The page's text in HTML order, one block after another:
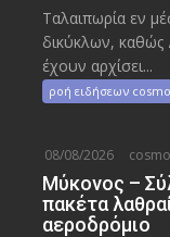
Ταλαιπωρία εν
δικύκλων,
έχουν αρχίσει...
ροή ειδήσεων
08/08/2026
Μύκονος –
πακέτα
αεροδρόμιο